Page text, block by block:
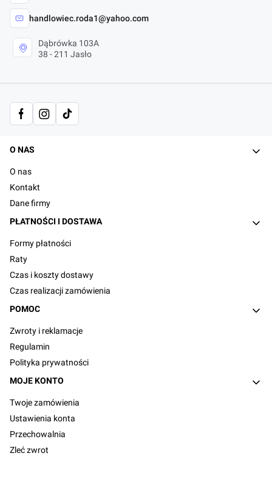
handlowiec.roda1@yahoo.com
Dąbrówka 103A
38 - 211 Jasło
Linki w stopce
O NAS
O nas
Kontakt
Dane firmy
PŁATNOŚCI I DOSTAWA
Formy płatności
Raty
Czas i koszty dostawy
Czas realizacji zamówienia
POMOC
Zwroty i reklamacje
Regulamin
Polityka prywatności
MOJE KONTO
Twoje zamówienia
Ustawienia konta
Przechowalnia
Zleć zwrot